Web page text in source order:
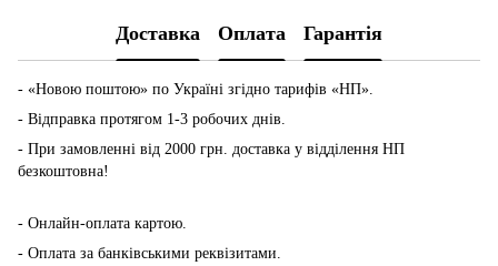
Доставка Оплата Гарантія
- «Новою поштою» по Україні згідно тарифів «НП».
- Відправка протягом 1-3 робочих днів.
- При замовленні від 2000 грн. доставка у відділення НП
безкоштовна!
- Онлайн-оплата картою.
- Оплата за банківськими реквізитами.